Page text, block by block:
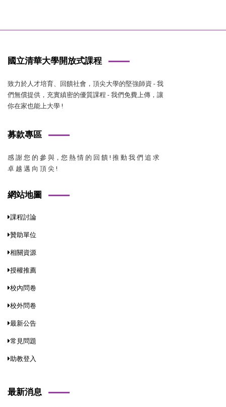
國立清華大學開放式課程
致力於人才培育、回饋社會，頂尖大學的堅強師資 - 我
們無償提供，充實縝密的優質課程 - 我們免費上傳，讓
你在家也能上大學 !
募款專區
感 謝 您 的 參 與，您 熱 情 的 回 饋 ! 推 動 我 們 追 求
卓 越 邁 向 頂 尖 !
網站地圖
課程討論
贊助單位
相關資源
授權推薦
校內問卷
校外問卷
最新公告
常見問題
助教登入
最新消息